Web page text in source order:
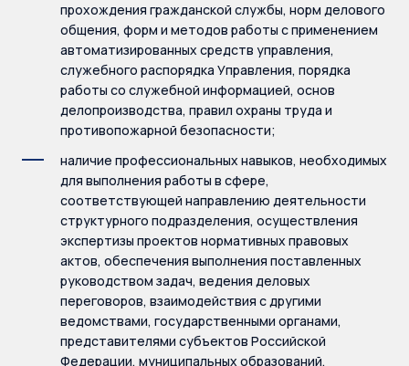
прохождения гражданской службы, норм делового
общения, форм и методов работы с применением
автоматизированных средств управления,
служебного распорядка Управления, порядка
работы со служебной информацией, основ
делопроизводства, правил охраны труда и
противопожарной безопасности;
наличие профессиональных навыков, необходимых
для выполнения работы в сфере,
соответствующей направлению деятельности
структурного подразделения, осуществления
экспертизы проектов нормативных правовых
актов, обеспечения выполнения поставленных
руководством задач, ведения деловых
переговоров, взаимодействия с другими
ведомствами, государственными органами,
представителями субъектов Российской
Федерации, муниципальных образований,